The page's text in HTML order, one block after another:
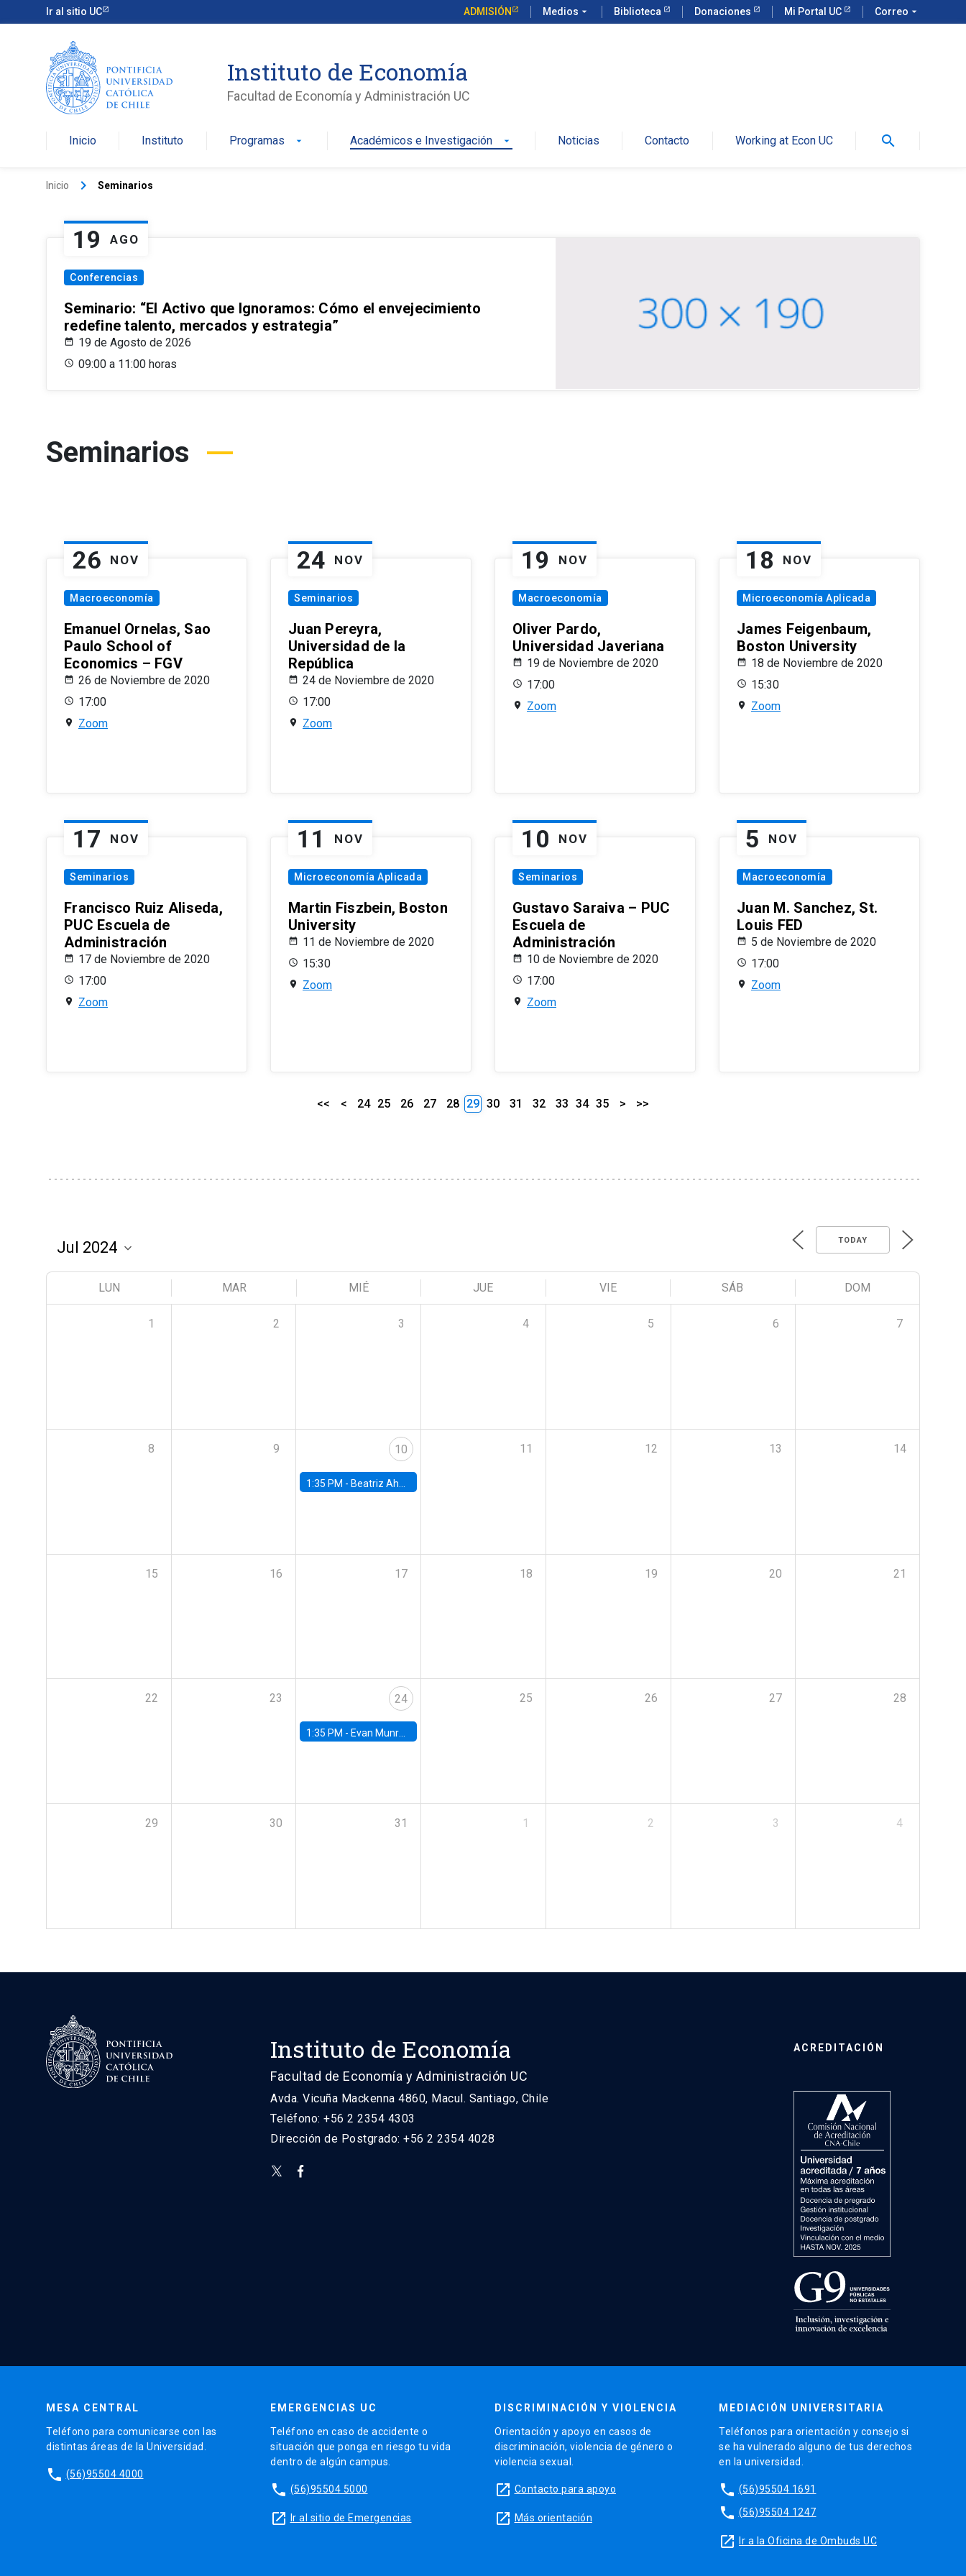
Ir al sitio UC ADMISIÓN Medios arrow_drop_down Biblioteca Donaciones Mi Portal UC Correo arrow_drop_down
Instituto de Economía
Facultad de Economía y Administración UC
Inicio Instituto Programas arrow_drop_down Académicos e Investigación arrow_drop_down Noticias Contacto Working at Econ UC search
Inicio keyboard_arrow_right Seminarios
19 AGO
Conferencias
Seminario: “El Activo que Ignoramos: Cómo el envejecimiento
redefine talento, mercados y estrategia”
19 de Agosto de 2026
09:00 a 11:00 horas
Seminarios
26 NOV
Macroeconomía
Emanuel Ornelas, Sao
Paulo School of
Economics – FGV
26 de Noviembre de 2020
17:00
Zoom
24 NOV
Seminarios
Juan Pereyra,
Universidad de la
República
24 de Noviembre de 2020
17:00
Zoom
19 NOV
Macroeconomía
Oliver Pardo,
Universidad Javeriana
19 de Noviembre de 2020
17:00
Zoom
18 NOV
Microeconomía Aplicada
James Feigenbaum,
Boston University
18 de Noviembre de 2020
15:30
Zoom
17 NOV
Seminarios
Francisco Ruiz Aliseda,
PUC Escuela de
Administración
17 de Noviembre de 2020
17:00
Zoom
11 NOV
Microeconomía Aplicada
Martin Fiszbein, Boston
University
11 de Noviembre de 2020
15:30
Zoom
10 NOV
Seminarios
Gustavo Saraiva – PUC
Escuela de
Administración
10 de Noviembre de 2020
17:00
Zoom
5 NOV
Macroeconomía
Juan M. Sanchez, St.
Louis FED
5 de Noviembre de 2020
17:00
Zoom
<< < 24 25 26 27 28 29 30 31 32 33 34 35 > >>
TODAY
LUN MAR MIÉ JUE VIE SÁB DOM
1 2 3 4 5 6 7
8 9 10
1:35 PM - Beatriz Ahumada, PhD candidate, Universidad de Pittsburgh
11 12 13 14
15 16 17 18 19 20 21
22 23 24
1:35 PM - Evan Munro, Neyman Visiting Assistant Professor in the Department of Statistics at UC Berkeley
25 26 27 28
29 30 31 1 2 3 4
Instituto de Economía
Facultad de Economía y Administración UC
Avda. Vicuña Mackenna 4860, Macul. Santiago, Chile
Teléfono: +56 2 2354 4303
Dirección de Postgrado: +56 2 2354 4028
ACREDITACIÓN
MESA CENTRAL
Teléfono para comunicarse con las
distintas áreas de la Universidad.
phone (56)95504 4000
EMERGENCIAS UC
Teléfono en caso de accidente o
situación que ponga en riesgo tu vida
dentro de algún campus.
phone (56)95504 5000
launch Ir al sitio de Emergencias
DISCRIMINACIÓN Y VIOLENCIA
Orientación y apoyo en casos de
discriminación, violencia de género o
violencia sexual.
launch Contacto para apoyo
launch Más orientación
MEDIACIÓN UNIVERSITARIA
Teléfonos para orientación y consejo si
se ha vulnerado alguno de tus derechos
en la universidad.
phone (56)95504 1691
phone (56)95504 1247
launch Ir a la Oficina de Ombuds UC